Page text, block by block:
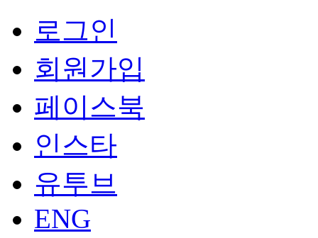
로그인
회원가입
페이스북
인스타
유투브
ENG